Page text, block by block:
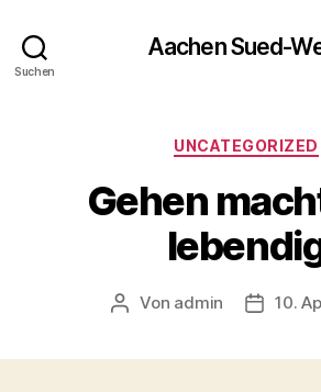
Suchen
Aachen Sued-
UNCATEGORIZED
Gehen
Beitragsautor
Von admin 10.